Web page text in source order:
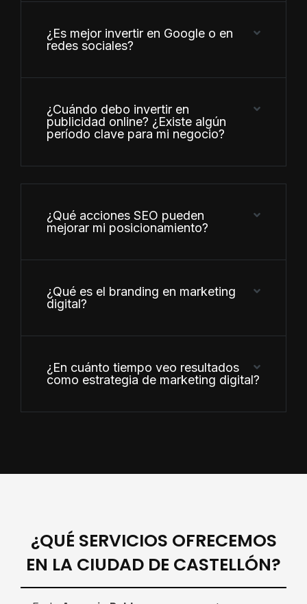
¿Es mejor invertir en Google o en
redes sociales?
¿Cuándo debo invertir en
publicidad online? ¿Existe algún
período clave para mi negocio?
¿Qué acciones SEO pueden
mejorar mi posicionamiento?
¿Qué es el branding en marketing
digital?
¿En cuánto tiempo veo resultados
como estrategia de marketing digital?
¿QUÉ SERVICIOS OFRECEMOS
EN LA CIUDAD DE CASTELLÓN?